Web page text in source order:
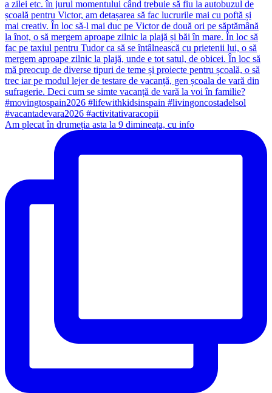
Am plecat în drumeția asta la 9 dimineața, cu info